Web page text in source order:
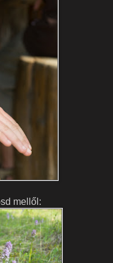
mellől: